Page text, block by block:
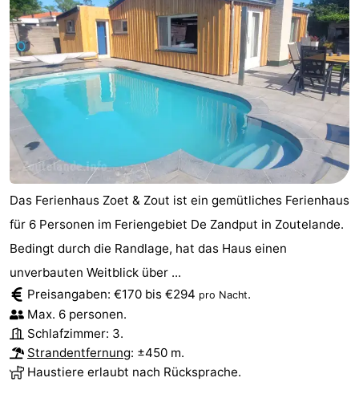
Route
-
Parken
Reisebuchshop
Medizin
Adressen
Region
Zeeland
Schouwen-
Duiveland
Renesse
-
Brouwershaven
-
Bruinisse
-
Das Ferienhaus Zoet & Zout ist ein gemütliches Ferienhaus
für 6 Personen im Feriengebiet De Zandput in Zoutelande.
Bedingt durch die Randlage, hat das Haus einen
unverbauten Weitblick über ...
Preisangaben: €170 bis €294 pro Nacht.
Max. 6 personen.
Schlafzimmer: 3.
Strandentfernung: ±450 m.
Haustiere erlaubt nach Rücksprache.